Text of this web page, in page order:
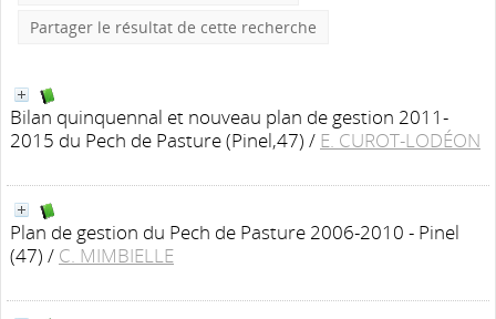
Partager le résultat de cette recherche
Bilan quinquennal et nouveau plan de gestion 2011-
2015 du Pech de Pasture (Pinel,47) / E. CUROT-LODÉON
Plan de gestion du Pech de Pasture 2006-2010 - Pinel
(47) / C. MIMBIELLE